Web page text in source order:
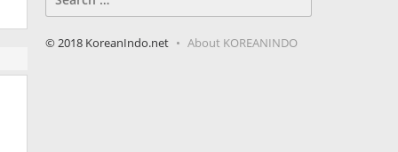
for:
© 2018 KoreanIndo.net About KOREANINDO